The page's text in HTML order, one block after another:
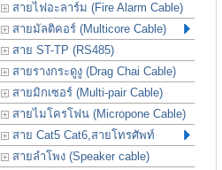
สายไฟอะลาร์ม (Fire Alarm Cable)
สายมัลติคอร์ (Multicore Cable)
สาย ST-TP (RS485)
สายรางกระดูงู (Drag Chai Cable)
สายมิกเซอร์ (Multi-pair Cable)
สายไมโครโฟน (Micropone Cable)
สาย Cat5 Cat6,สายโทรศัพท์
สายลำโพง (Speaker cable)